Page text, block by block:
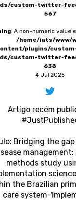
custom-twitter-
567
: A non-numeric value
/home/iats/www/
plugins/
custom-twitter-
638
4 Jul 2025
Artigo recém
Bridging the gap
methods study
the Brazilian
care system-